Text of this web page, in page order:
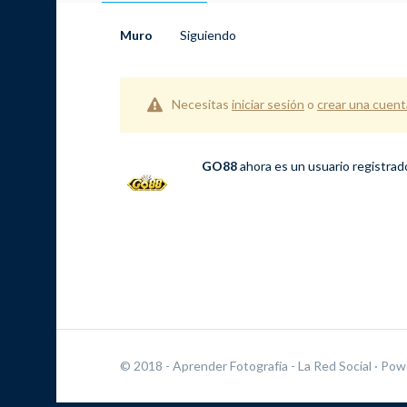
Muro Siguiendo
Necesitas iniciar sesión o crear una
GO88ahora es un usuario
© 2018 - Aprender Fotografía - La Red Social ·